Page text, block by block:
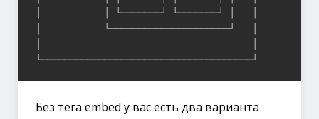
│           │ └───────┘ └───────┘ │   │
│           └─────────────────────┘   │
Без тега embed у вас есть два варианта